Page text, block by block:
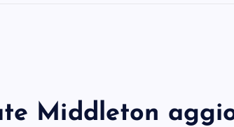
Middleton